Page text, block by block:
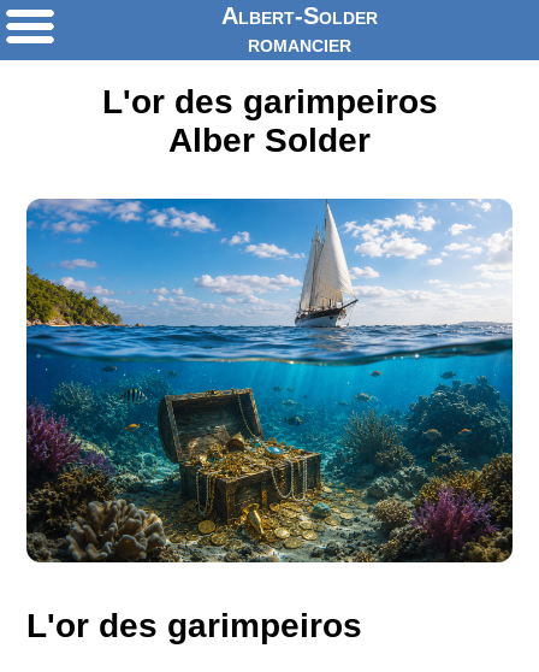
Albert-Solder
romancier
L'or des garimpeiros
Alber Solder
L'or des garimpeiros